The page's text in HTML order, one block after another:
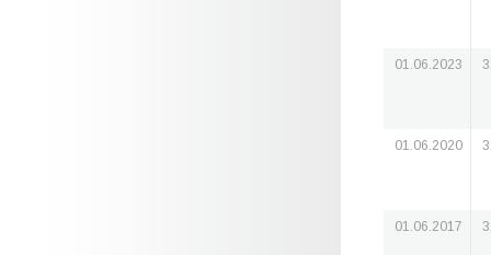
01.06.2023
01.06.2020
01.06.2017